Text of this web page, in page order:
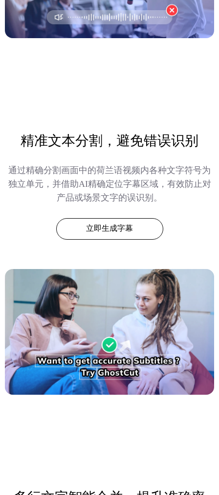
精准文本分割，避免错误识别
通过精确分割画面中的荷兰语视频内各种文字符号为
独立单元，并借助AI精确定位字幕区域，有效防止对
产品或场景文字的误识别。
立即生成字幕